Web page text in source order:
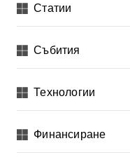
Статии
Събития
Технологии
Финансиране